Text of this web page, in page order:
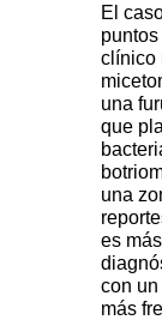
El
clínico
una
que
una
es
con un
más